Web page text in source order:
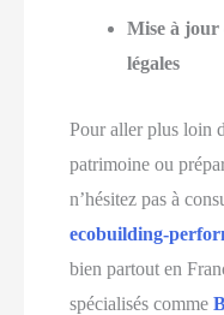
Mise à jour
légales
Pour aller plus loin
patrimoine ou
n’hésitez pas à
ecobuilding-
bien partout en
spécialisés comme